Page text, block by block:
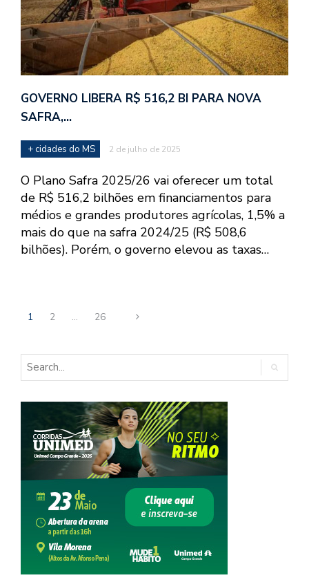
GOVERNO LIBERA R$ 516,2 BI PARA NOVA
SAFRA,…
+ cidades do MS 2 de julho de 2025
O Plano Safra 2025/26 vai oferecer um total
de R$ 516,2 bilhões em financiamentos para
médios e grandes produtores agrícolas, 1,5% a
mais do que na safra 2024/25 (R$ 508,6
bilhões). Porém, o governo elevou as taxas…
1 2 … 26